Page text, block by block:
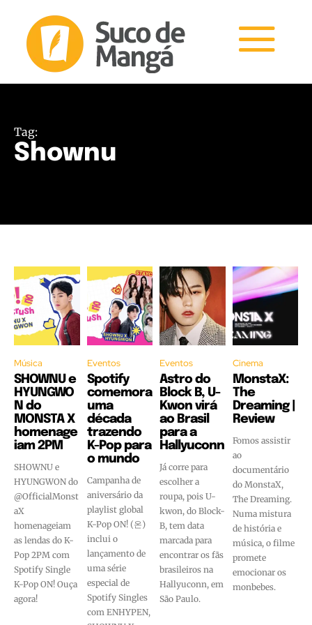
Tag:
Shownu
Música
SHOWNU e
HYUNGWO
N do
MONSTA X
homenage
iam 2PM
SHOWNU e
HYUNGWON do
@OfficialMonst
aX
homenageiam
as lendas do K-
Pop 2PM com
Spotify Single
K-Pop ON! Ouça
agora!
Eventos
Spotify
comemora
uma
década
trazendo
K-Pop para
o mundo
Campanha de
aniversário da
playlist global
K-Pop ON! (온)
inclui o
lançamento de
uma série
especial de
Spotify Singles
com ENHYPEN,
Eventos
Astro do
Block B, U-
Kwon virá
ao Brasil
para a
Hallyuconn
Já corre para
escolher a
roupa, pois U-
kwon, do Block-
B, tem data
marcada para
encontrar os fãs
brasileiros na
Hallyuconn, em
São Paulo.
Cinema
MonstaX:
The
Dreaming |
Review
Fomos assistir
ao
documentário
do MonstaX,
The Dreaming.
Numa mistura
de história e
música, o filme
promete
emocionar os
monbebes.